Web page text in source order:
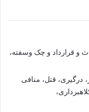
و قرارداد و چک وسفته،
قتل، منافی